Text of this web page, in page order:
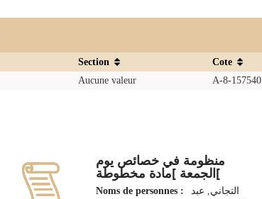
Section Cote
Aucune valeur A-8-157540
منظومة في خصائص يوم
الجمعة ]مادة مخطوطة[
Noms de personnes :
التجاني, عبد